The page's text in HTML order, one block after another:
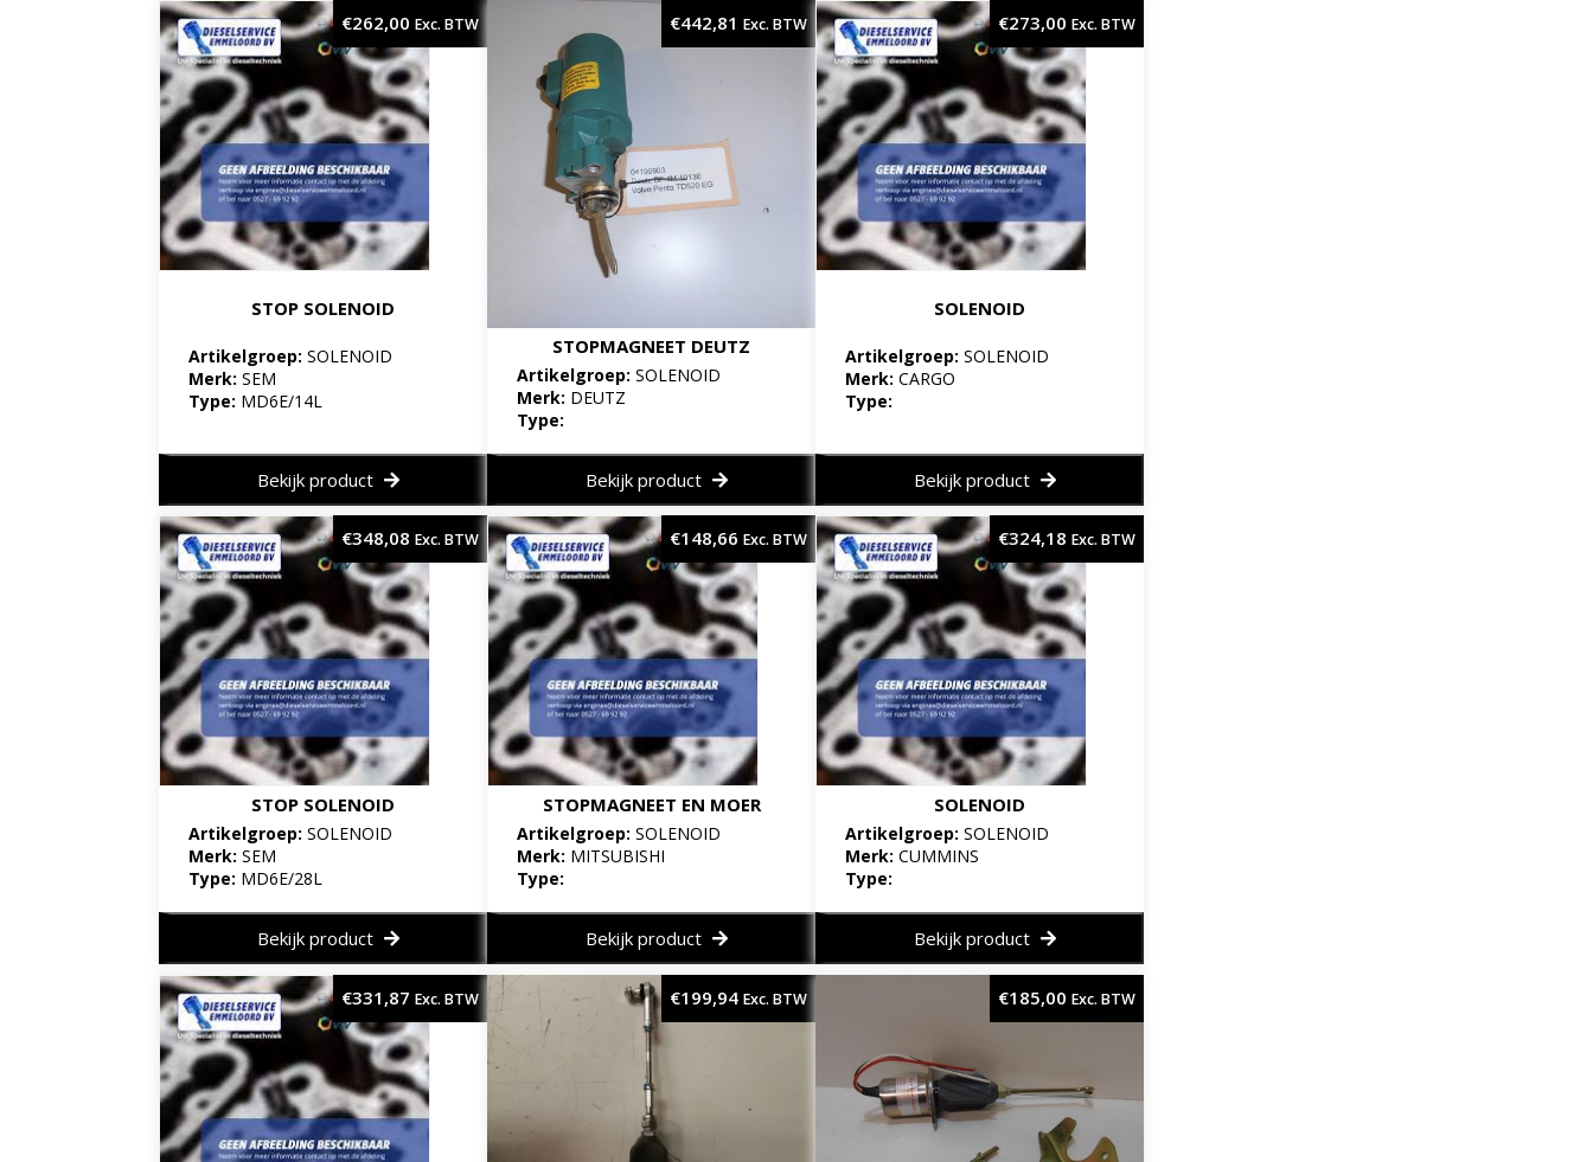
STOP SOLENOID
Artikelgroep:SOLENOID
Merk:SEM
Type: MD6E/14L
€262,00 Exc. BTW
Bekijk product
STOPMAGNEET DEUTZ
Artikelgroep:SOLENOID
Merk: DEUTZ
Type:
€442,81 Exc. BTW
Bekijk product
SOLENOID
Artikelgroep:SOLENOID
Merk:CARGO
Type:
€273,00 Exc. BTW
Bekijk product
STOP SOLENOID
Artikelgroep:SOLENOID
Merk:SEM
Type: MD6E/28L
€348,08 Exc. BTW
Bekijk product
STOPMAGNEET EN MOER
Artikelgroep:SOLENOID
Merk: MITSUBISHI
Type:
€148,66 Exc. BTW
Bekijk product
SOLENOID
Artikelgroep:SOLENOID
Merk:CUMMINS
Type:
€324,18 Exc. BTW
Bekijk product
€331,87 Exc. BTW €199,94 Exc. BTW €185,00 Exc. BTW